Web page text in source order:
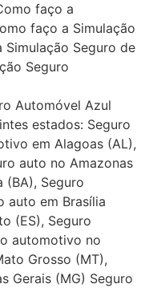
faço a
faço a Simulação
Seguro de
Seguro
Automóvel Azul
estados: Seguro
em Alagoas (AL),
auto no Amazonas
(BA), Seguro
auto em Brasília
(ES), Seguro
automotivo no
Grosso (MT),
Gerais (MG) Seguro